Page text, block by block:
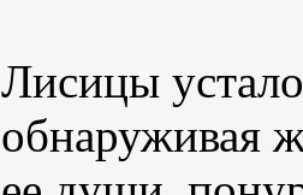
Лисицы
обнаруживая